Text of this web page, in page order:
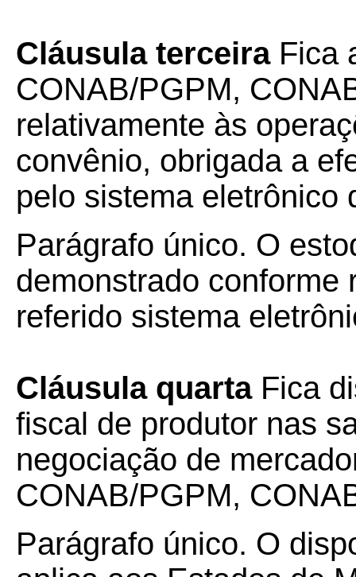
Cláusula terceiraFica
CONAB/PGPM,
relativamente às
convênio, obrigada a
pelo sistema eletrônico
Parágrafo único. O
demonstrado conforme
referido sistema
Cláusula quartaFica
fiscal de produtor nas
negociação de
CONAB/PGPM,
Parágrafo único. O